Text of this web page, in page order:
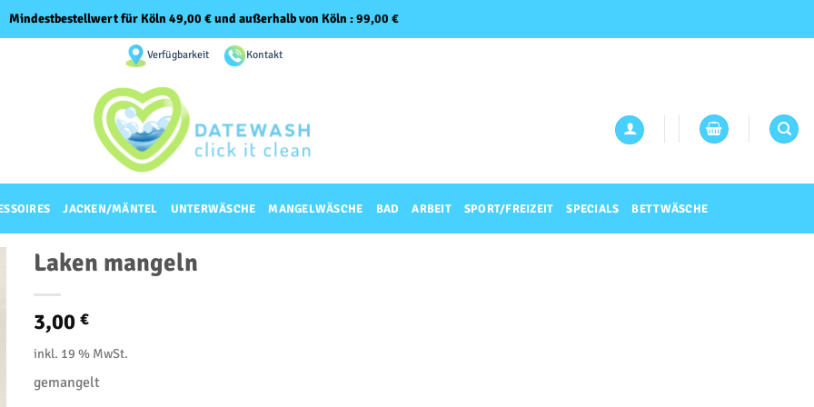
Mindestbestellwert für Köln 49,00 € und außerhalb von Köln :99,00 €
Verfügbarkeit Kontakt
JACKEN/MÄNTEL UNTERWÄSCHE MANGELWÄSCHE BAD ARBEIT SPORT/FREIZEIT SPECIALS BETTWÄSCHE
Laken mangeln
3,00€
inkl. 19 % MwSt.
gemangelt